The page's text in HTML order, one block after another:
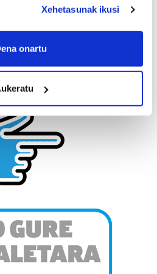
like to:
about your geographical
by actively scanning it for
(fingerprinting)
your personal data is processed
in thedetails section
datu pertsonalak
IP zenbakia, besteak beste,
iragarkiak eta edukia
informazioa biltzeko eta
datuak nork eta zertarako
Xehetasunak ikusi
onartu